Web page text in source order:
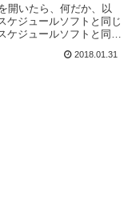
開いたら、何だか、以
ジュールソフトと同じ
ジュールソフトと同じ
2018.01.31